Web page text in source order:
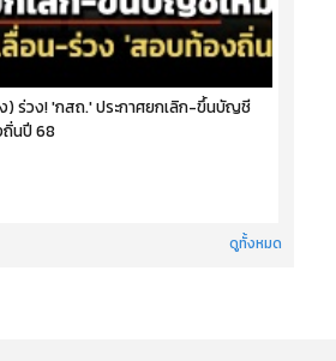
) ร่วง! 'กสถ.' ประกาศยกเลิก-ขึ้นบัญชี
นปี 68
ดูทั้งหมด